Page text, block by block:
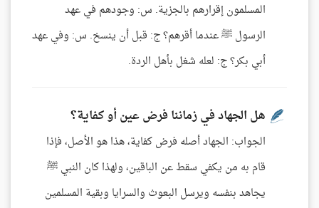
المسلمون إقرارهم بالجزية. س: وجودهم في عهد
الرسول ﷺ عندما أقرهم؟ ج: قبل أن ينسخ. س: وفي عهد
أبي بكر؟ ج: لعله شغل بأهل الردة.
هل الجهاد في زماننا فرض عين أو كفاية؟
الجواب: الجهاد أصله فرض كفاية، هذا هو الأصل، فإذا
قام به من يكفي سقط عن الباقين، ولهذا كان النبي ﷺ
يجاهد بنفسه ويرسل البعوث والسرايا وبقية المسلمين